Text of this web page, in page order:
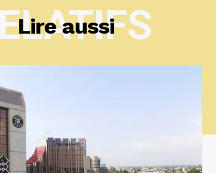
Lire aussi